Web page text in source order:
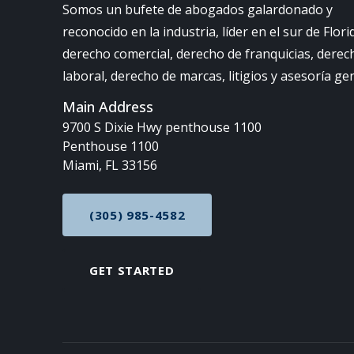
Somos un bufete de abogados galardonado y
reconocido en la industria, líder en el sur de
derecho comercial, derecho de franquicias,
laboral, derecho de marcas, litigios y asesoría
Main Address
9700 S Dixie Hwy penthouse 1100
Penthouse 1100
Miami, FL 33156
CALL NOW AT
(305) 985-4582
GET STARTED